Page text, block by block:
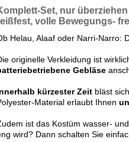
Set, nur
volle Bewegungs-
Helau, Alaaf oder Narri-Narro:
originelle Verkleidung ist
Gebläse
kürzester Zeit bläst
Material erlaubt Ihnen
ist das Kostüm wasser-
wird? Dann schalten Sie